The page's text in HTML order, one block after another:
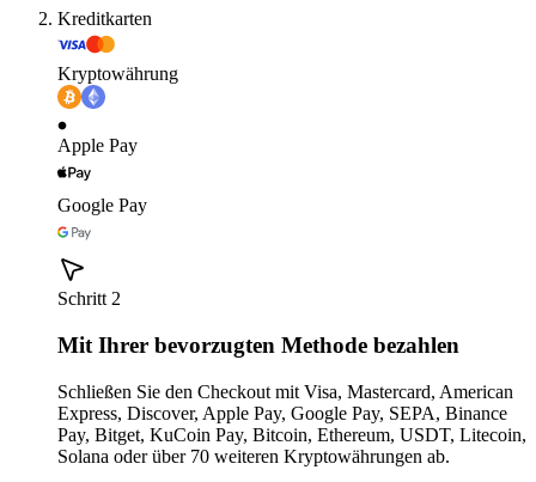
Kreditkarten
Kryptowährung
Apple Pay
Google Pay
Schritt 2
Mit Ihrer bevorzugten Methode bezahlen
Schließen Sie den Checkout mit Visa, Mastercard, American
Express, Discover, Apple Pay, Google Pay, SEPA, Binance
Pay, Bitget, KuCoin Pay, Bitcoin, Ethereum, USDT, Litecoin,
Solana oder über 70 weiteren Kryptowährungen ab.